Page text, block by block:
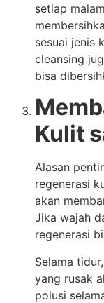
setiap
sesuai jenis
cleansing
bisa
Kulit
Alasan
regenerasi
akan
Jika wajah
regenerasi
Selama
yang rusak
polusi